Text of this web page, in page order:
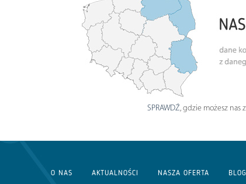
SPRAWDŹ, gdzie możesz nas
O NAS AKTUALNOŚCI NASZA OFERTA BLOG